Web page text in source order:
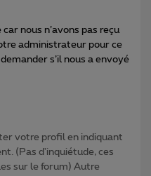
nous n’avons pas reçu
administrateur pour ce
s’il nous a envoyé
votre profil en indiquant
(Pas d'inquiétude, ces
sur le forum) Autre